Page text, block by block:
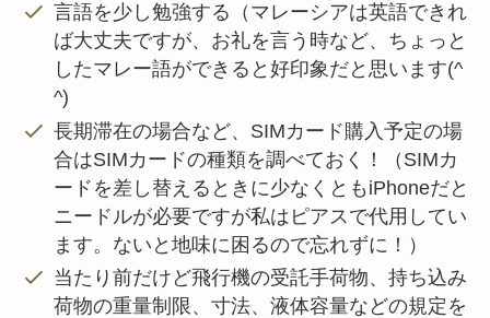
言語を少し勉強する（マレーシアは英語できれ
ば大丈夫ですが、お礼を言う時など、ちょっと
したマレー語ができると好印象だと思います(^
^)
長期滞在の場合など、SIMカード購入予定の場
合はSIMカードの種類を調べておく！（SIMカ
ードを差し替えるときに少なくともiPhoneだと
ニードルが必要ですが私はピアスで代用してい
ます。ないと地味に困るので忘れずに！）
当たり前だけど飛行機の受託手荷物、持ち込み
荷物の重量制限、寸法、液体容量などの規定を